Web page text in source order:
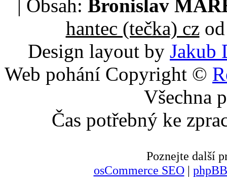
| Obsah: Bronislav
hantec (tečka) czod
Design layout by Jakub
Web pohání Copyright ©
Všechna
Čas potřebný ke
Poznejte další
osCommerce SEO|